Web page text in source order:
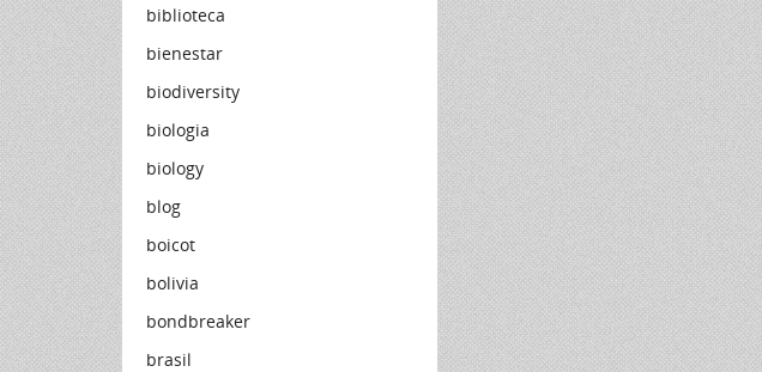
biblioteca
bienestar
biodiversity
biologia
biology
blog
boicot
bolivia
bondbreaker
brasil